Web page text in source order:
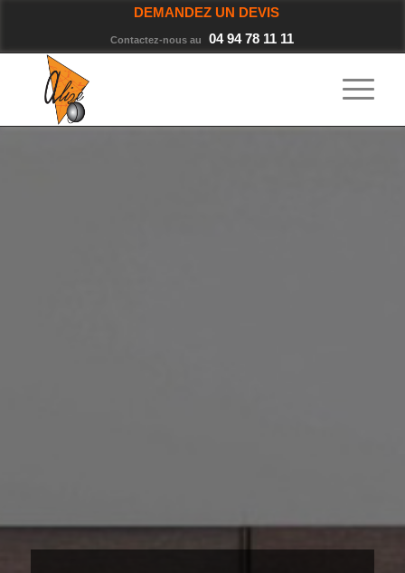
DEMANDEZ UN DEVIS
Contactez-nous au 04 94 78 11 11